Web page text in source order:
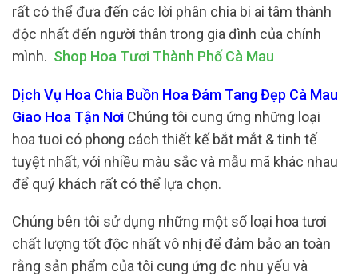
rất có thể đưa đến các lời phân chia bi ai tâm thành
độc nhất đến người thân trong gia đình của chính
mình. Shop Hoa Tươi Thành Phố Cà Mau
Dịch Vụ Hoa Chia Buồn Hoa Đám Tang Đẹp Cà Mau
Giao Hoa Tận Nơi Chúng tôi cung ứng những loại
hoa tuoi có phong cách thiết kế bắt mắt & tinh tế
tuyệt nhất, với nhiều màu sắc và mẫu mã khác nhau
để quý khách rất có thể lựa chọn.
Chúng bên tôi sử dụng những một số loại hoa tươi
chất lượng tốt độc nhất vô nhị để đảm bảo an toàn
rằng sản phẩm của tôi cung ứng đc nhu yếu và